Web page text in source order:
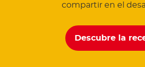
compartir en el
Descubre la